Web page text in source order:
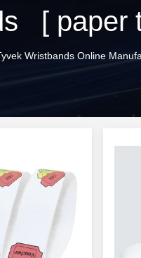
[ paper
Wristbands Online